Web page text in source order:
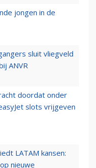
jongen in de
sluit vliegveld
ANVR
doordat onder
slots vrijgeven
LATAM kansen:
nieuwe